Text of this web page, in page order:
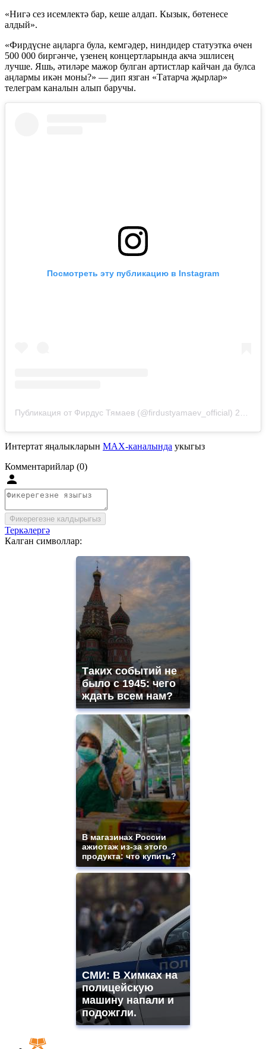
«Нигә сез исемлектә бар, кеше алдап. Кызык, бөтенесе
алдый».
«Фирдүсне аңларга була, кемгәдер, ниндидер статуэтка өчен
500 000 биргәнче, үзенең концертларында акча эшлисең
лучше. Яшь, әтиләре мажор булган артистлар кайчан да булса
аңлармы икән моны?» — дип язган «Татарча җырлар»
телеграм каналын алып баручы.
Посмотреть эту публикацию в Instagram
Публикация от Фирдус Тямаев (@firdustyamaev_official) 28 Ноя 2019 в 1:45 PST
Интертат яңалыкларын MAX-каналында укыгыз
Комментарийлар (0)
Фикерегезне калдырыгыз
Теркәлергә
Калган символлар:
Таких событий не
было с 1945: чего
ждать всем нам?
В магазинах России
ажиотаж из-за этого
продукта: что купить?
СМИ: В Химках на
полицейскую
машину напали и
подожгли.